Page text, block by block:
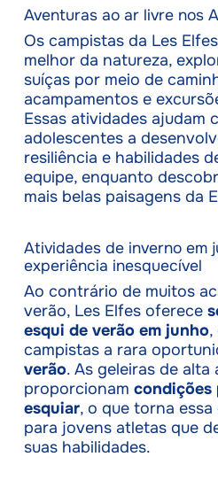
Aventuras ao ar livre nos
Os campistas da Les
melhor da natureza,
suíças por meio de
acampamentos e
Essas atividades ajudam
adolescentes a
resiliência e habilidades
equipe, enquanto
mais belas paisagens da
Atividades de inverno em
experiência inesquecível
Ao contrário de muitos
verão, Les Elfes oferece
esqui de verão em junho,
campistas a rara
verão. As geleiras de alta
proporcionam condições
esquiar, o que torna
para jovens atletas que
suas habilidades.